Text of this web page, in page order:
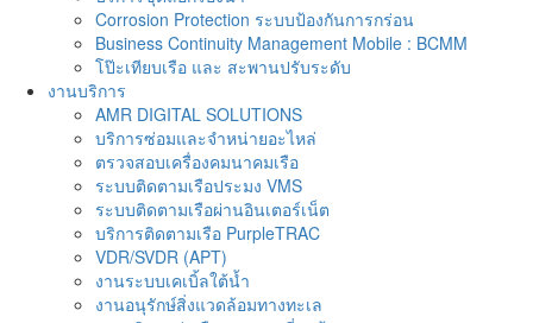
Corrosion Protection ระบบป้องกันการกร่อน
Business Continuity Management Mobile : BCMM
โป๊ะเทียบเรือ และ สะพานปรับระดับ
งานบริการ
AMR DIGITAL SOLUTIONS
บริการซ่อมและจำหน่ายอะไหล่
ตรวจสอบเครื่องคมนาคมเรือ
ระบบติดตามเรือประมง VMS
ระบบติดตามเรือผ่านอินเตอร์เน็ต
บริการติดตามเรือ PurpleTRAC
VDR/SVDR (APT)
งานระบบเคเบิ้ลใต้น้ำ
งานอนุรักษ์สิ่งแวดล้อมทางทะเล